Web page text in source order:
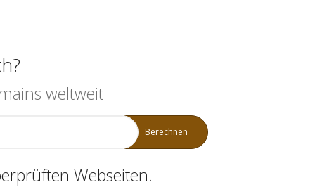
weltweit
Berechnen
Webseiten.